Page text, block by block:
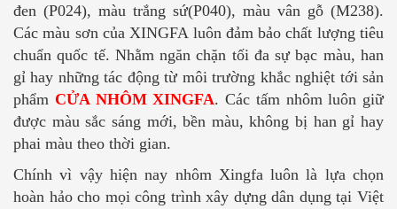
đen (P024), màu trắng sứ(P040), màu vân gỗ (M238).
Các màu sơn của XINGFA luôn đảm bảo chất lượng tiêu
chuẩn quốc tế. Nhằm ngăn chặn tối đa sự bạc màu, han
gỉ hay những tác động từ môi trường khắc nghiệt tới sản
phẩm CỬA NHÔM XINGFA. Các tấm nhôm luôn giữ
được màu sắc sáng mới, bền màu, không bị han gỉ hay
phai màu theo thời gian.
Chính vì vậy hiện nay nhôm Xingfa luôn là lựa chọn
hoàn hảo cho mọi công trình xây dựng dân dụng tại Việt